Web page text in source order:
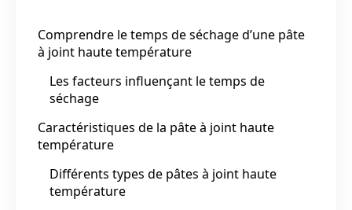
Comprendre le temps de séchage d’une pâte
à joint haute température
Les facteurs influençant le temps de
séchage
Caractéristiques de la pâte à joint haute
température
Différents types de pâtes à joint haute
température